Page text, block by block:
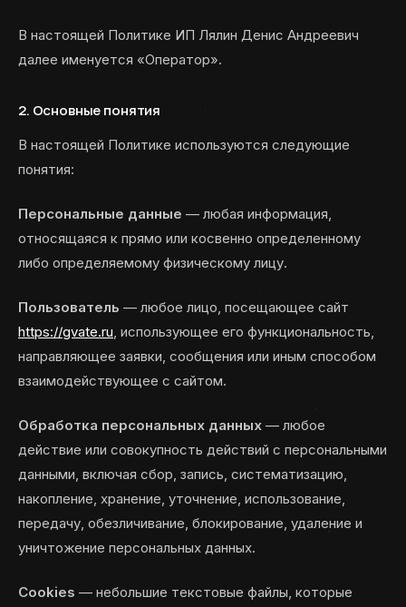
В настоящей Политике ИП Лялин Денис Андреевич
далее именуется «Оператор».
2. Основные понятия
В настоящей Политике используются следующие
понятия:
Персональные данные — любая информация,
относящаяся к прямо или косвенно определенному
либо определяемому физическому лицу.
Пользователь — любое лицо, посещающее сайт
https://gvate.ru, использующее его функциональность,
направляющее заявки, сообщения или иным способом
взаимодействующее с сайтом.
Обработка персональных данных — любое
действие или совокупность действий с персональными
данными, включая сбор, запись, систематизацию,
накопление, хранение, уточнение, использование,
передачу, обезличивание, блокирование, удаление и
уничтожение персональных данных.
Cookies — небольшие текстовые файлы, которые